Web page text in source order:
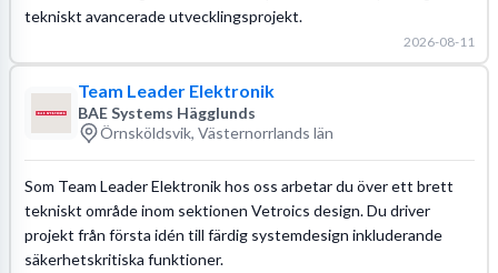
tekniskt avancerade utvecklingsprojekt.
2026-08-11
Team Leader Elektronik
BAE Systems Hägglunds
Örnsköldsvik, Västernorrlands län
Som Team Leader Elektronik hos oss arbetar du över ett brett
tekniskt område inom sektionen Vetroics design. Du driver
projekt från första idén till färdig systemdesign inkluderande
säkerhetskritiska funktioner.